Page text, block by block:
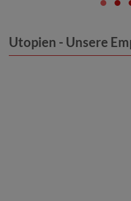
Utopien - Unsere